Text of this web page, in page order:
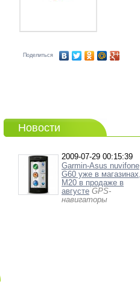
Поделиться
Новости
2009-07-29 00:15:39
Garmin-Asus nuvifone
G60 уже в
M20 в продаже в
августе GPS-
навигаторы